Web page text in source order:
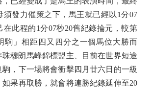
須發力催策之下，馬王就已經以1分07
在此程的1分07秒20舊紀錄掄元，較第
駒」相距四又四分之一個馬位大勝而
珠穆朗馬峰錦標盟主、目前在世界短途
，下一場將會衝擊四月廿六日的一級
果再取勝，就會將連勝紀錄延伸至20